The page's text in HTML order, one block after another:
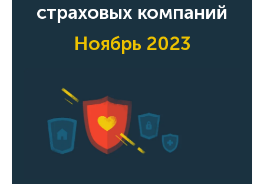
страховых компаний
Ноябрь 2023